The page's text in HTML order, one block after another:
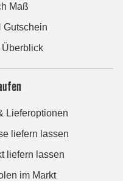
Maß
Gutschein
Lieferoptionen
liefern lassen
liefern lassen
im Markt